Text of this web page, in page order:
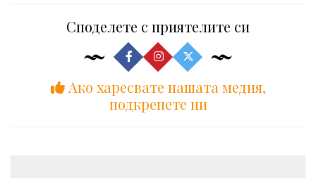
Споделете с приятелите си
Ако харесвате нашата медия,
подкрепете ни